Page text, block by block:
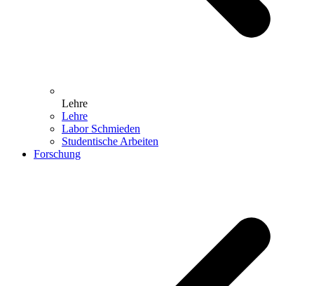
Lehre
Lehre
Labor Schmieden
Studentische Arbeiten
Forschung